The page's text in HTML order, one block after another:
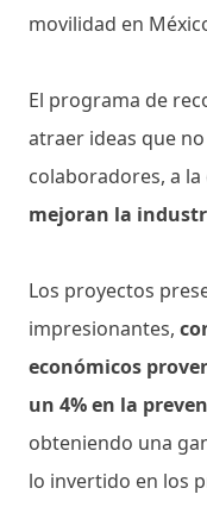
movilidad en
El programa de
atraer ideas que
colaboradores, a
mejoran la
Los proyectos
impresionantes,
económicos
un 4% en la
obteniendo una
lo invertido en los